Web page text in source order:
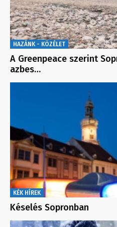
HAZÁNK - KÖZÉLET
A Greenpeace szerint
azbes…
KÉK HÍREK
Késelés Sopronban